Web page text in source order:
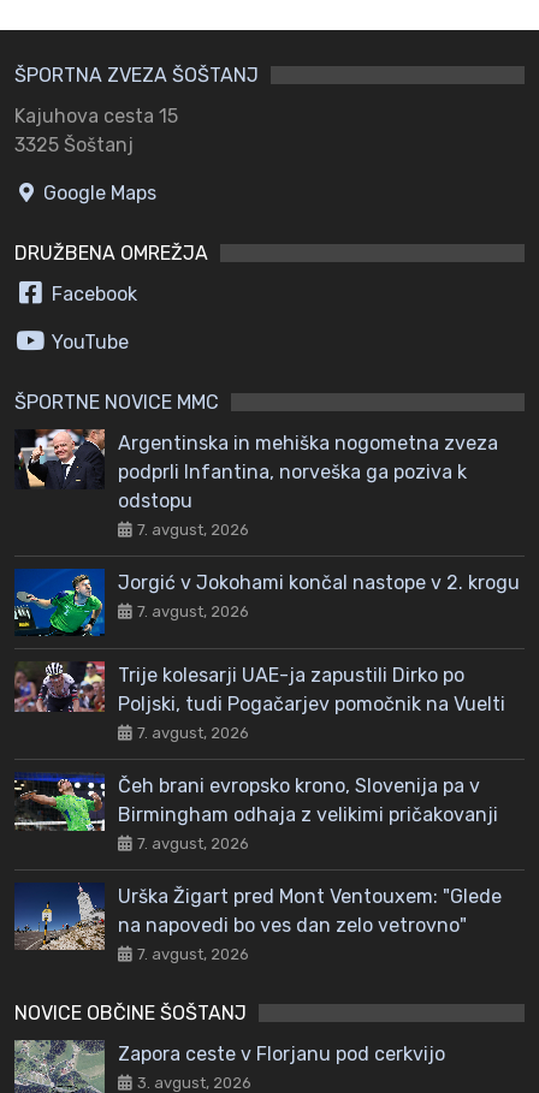
ŠPORTNA ZVEZA ŠOŠTANJ
Kajuhova cesta 15
3325 Šoštanj
Google Maps
DRUŽBENA OMREŽJA
Facebook
YouTube
ŠPORTNE NOVICE MMC
Argentinska in mehiška nogometna zveza
podprli Infantina, norveška ga poziva k
odstopu
7. avgust, 2026
Jorgić v Jokohami končal nastope v 2. krogu
7. avgust, 2026
Trije kolesarji UAE-ja zapustili Dirko po
Poljski, tudi Pogačarjev pomočnik na Vuelti
7. avgust, 2026
Čeh brani evropsko krono, Slovenija pa v
Birmingham odhaja z velikimi pričakovanji
7. avgust, 2026
Urška Žigart pred Mont Ventouxem: "Glede
na napovedi bo ves dan zelo vetrovno"
7. avgust, 2026
NOVICE OBČINE ŠOŠTANJ
Zapora ceste v Florjanu pod cerkvijo
3. avgust, 2026